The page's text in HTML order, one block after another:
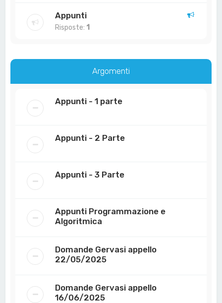
Appunti
Risposte: 1
Argomenti
Appunti - 1 parte
Appunti - 2 Parte
Appunti - 3 Parte
Appunti Programmazione e
Algoritmica
Domande Gervasi appello
22/05/2025
Domande Gervasi appello
16/06/2025